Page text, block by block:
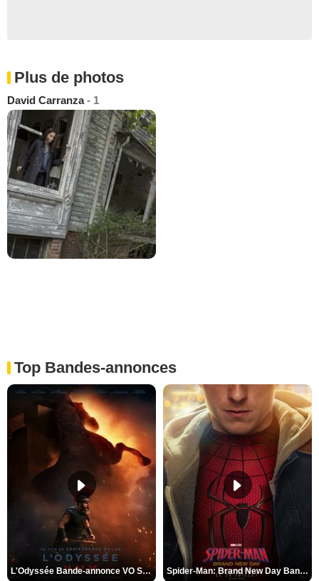
Plus de photos
David Carranza- 1
Top Bandes-annonces
L'Odyssée Bande-annonce VO STFR Spider-Man: Brand New Day Bande-annonce VO STFR